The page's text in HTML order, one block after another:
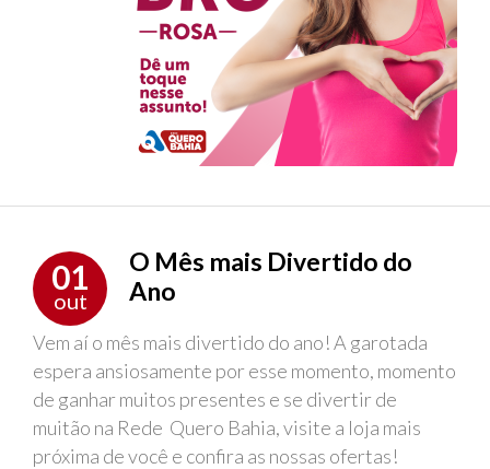
01
out
O Mês mais Divertido do
Ano
Vem aí o mês mais divertido do ano! A garotada
espera ansiosamente por esse momento, momento
de ganhar muitos presentes e se divertir de
muitão na Rede Quero Bahia, visite a loja mais
próxima de você e confira as nossas ofertas!